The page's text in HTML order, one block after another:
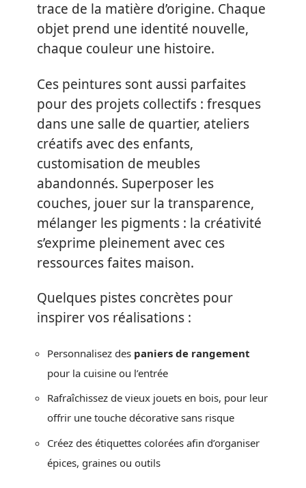
trace de la matière d’origine. Chaque
objet prend une identité nouvelle,
chaque couleur une histoire.
Ces peintures sont aussi parfaites
pour des projets collectifs : fresques
dans une salle de quartier, ateliers
créatifs avec des enfants,
customisation de meubles
abandonnés. Superposer les
couches, jouer sur la transparence,
mélanger les pigments : la créativité
s’exprime pleinement avec ces
ressources faites maison.
Quelques pistes concrètes pour
inspirer vos réalisations :
Personnalisez des paniers de rangement
pour la cuisine ou l’entrée
Rafraîchissez de vieux jouets en bois, pour leur
offrir une touche décorative sans risque
Créez des étiquettes colorées afin d’organiser
épices, graines ou outils